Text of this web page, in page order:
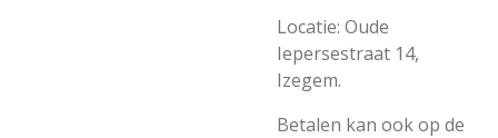
Locatie: Oude
Iepersestraat 14,
Izegem.
Betalen kan ook op de